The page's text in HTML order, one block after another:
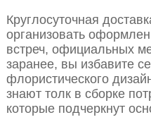
Круглосуточная
организовать
встреч, официальных
заранее, вы избавите
флористического
знают толк в сборке
которые подчеркнут